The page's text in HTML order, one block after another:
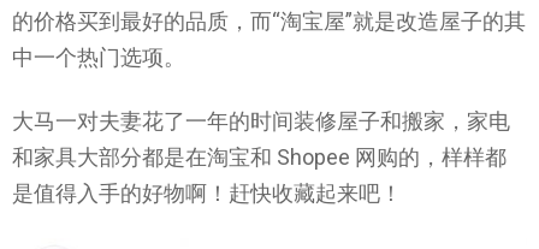
的价格买到最好的品质，而“淘宝屋”就是改造屋子的其
中一个热门选项。
大马一对夫妻花了一年的时间装修屋子和搬家，家电
和家具大部分都是在淘宝和 Shopee 网购的，样样都
是值得入手的好物啊！赶快收藏起来吧！